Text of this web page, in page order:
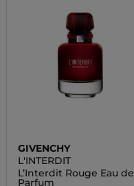
GIVENCHY
L'INTERDIT
L’Interdit Rouge Eau de
Parfum